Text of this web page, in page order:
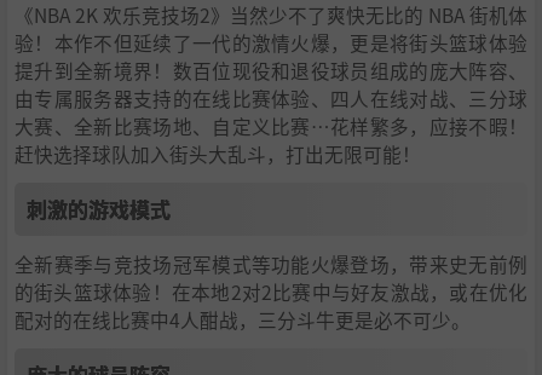
《NBA 2K 欢乐竞技场2》当然少不了爽快无比的 NBA 街机体
验！本作不但延续了一代的激情火爆，更是将街头篮球体验
提升到全新境界！数百位现役和退役球员组成的庞大阵容、
由专属服务器支持的在线比赛体验、四人在线对战、三分球
大赛、全新比赛场地、自定义比赛…花样繁多，应接不暇！
赶快选择球队加入街头大乱斗，打出无限可能！
刺激的游戏模式
全新赛季与竞技场冠军模式等功能火爆登场，带来史无前例
的街头篮球体验！在本地2对2比赛中与好友激战，或在优化
配对的在线比赛中4人酣战，三分斗牛更是必不可少。